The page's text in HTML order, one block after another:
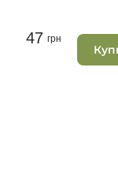
47 грн